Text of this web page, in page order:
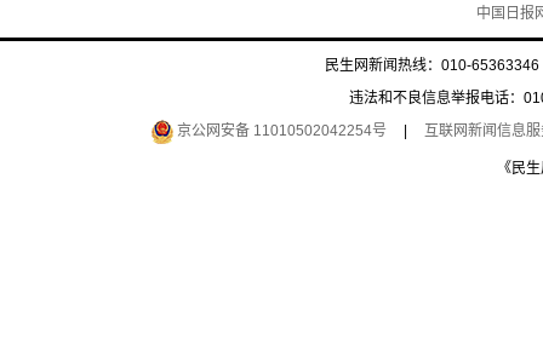
中国日报
民生网新闻热线：010-
违法和不良信息举报电话：
京公网安备 11010502042254号
互联网新闻信息
《民